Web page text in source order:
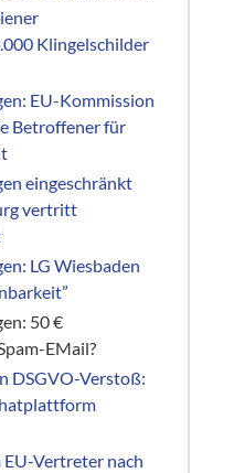
Klingelschilder
EU-Kommission
Betroffener für
eingeschränkt
vertritt
LG Wiesbaden
50 €
EMail?
DSGVO-Verstoß:
EU-Vertreter nach